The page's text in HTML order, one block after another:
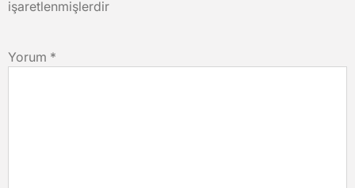
işaretlenmişlerdir
Yorum *